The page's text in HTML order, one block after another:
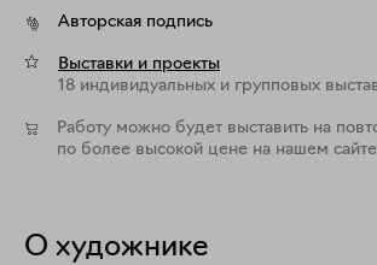
Авторская подпись
Выставки и проекты
18 индивидуальных и групповых
Работу можно будет выставить на
по более высокой цене на нашем сайте
О художнике